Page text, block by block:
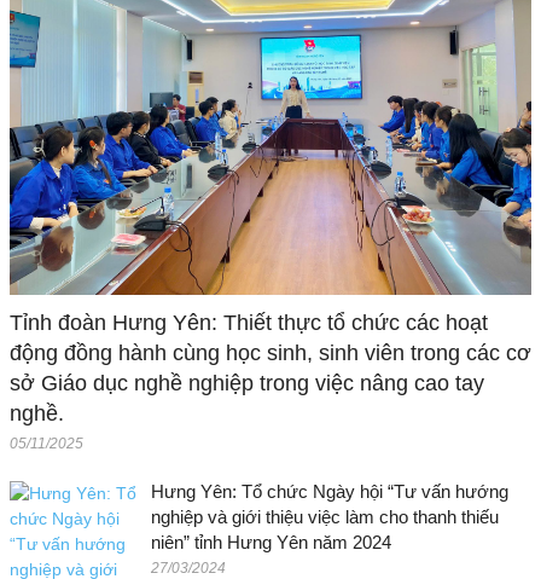
Tỉnh đoàn Hưng Yên: Thiết thực tổ chức các hoạt
động đồng hành cùng học sinh, sinh viên trong các cơ
sở Giáo dục nghề nghiệp trong việc nâng cao tay
nghề.
05/11/2025
Hưng Yên: Tổ chức Ngày hội “Tư vấn hướng
nghiệp và giới thiệu việc làm cho thanh thiếu
niên” tỉnh Hưng Yên năm 2024
27/03/2024